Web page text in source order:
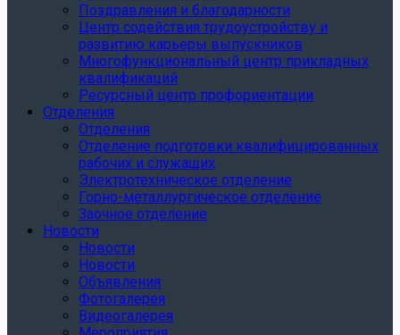
Поздравления и благодарности
Центр содействия трудоустройству и
развитию карьеры выпускников
Многофункциональный центр прикладных
квалификаций
Ресурсный центр профориентации
Отделения
Отделения
Отделение подготовки квалифицированных
рабочих и служащих
Электротехническое отделение
Горно-металлургическое отделение
Заочное отделение
Новости
Новости
Новости
Объявления
Фотогалерея
Видеогалерея